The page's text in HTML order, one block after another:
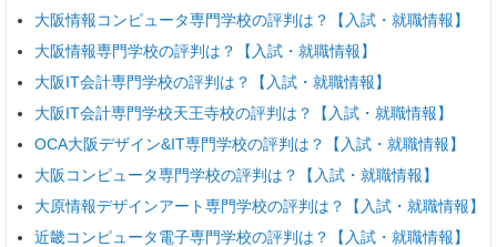
大阪情報コンピュータ専門学校の評判は？【入試・就職情報】
大阪情報専門学校の評判は？【入試・就職情報】
大阪IT会計専門学校の評判は？【入試・就職情報】
大阪IT会計専門学校天王寺校の評判は？【入試・就職情報】
OCA大阪デザイン&IT専門学校の評判は？【入試・就職情報】
大阪コンピュータ専門学校の評判は？【入試・就職情報】
大原情報デザインアート専門学校の評判は？【入試・就職情報】
近畿コンピュータ電子専門学校の評判は？【入試・就職情報】